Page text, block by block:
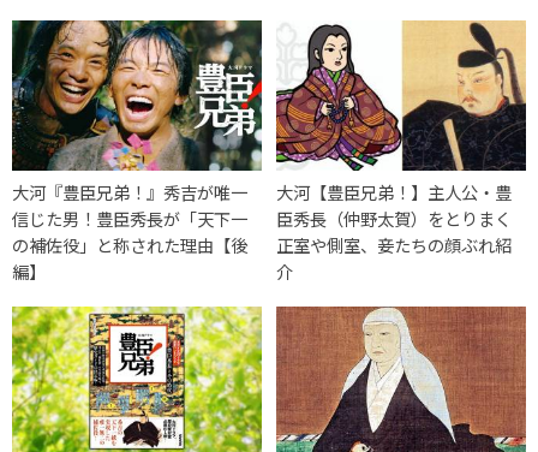
大河『豊臣兄弟！』秀吉が唯一
信じた男！豊臣秀長が「天下一
の補佐役」と称された理由【後
編】
大河【豊臣兄弟！】主人公・豊
臣秀長（仲野太賀）をとりまく
正室や側室、妾たちの顔ぶれ紹
介